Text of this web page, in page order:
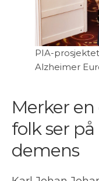
PIA-
Alzheimer
Merker
folk ser
demens